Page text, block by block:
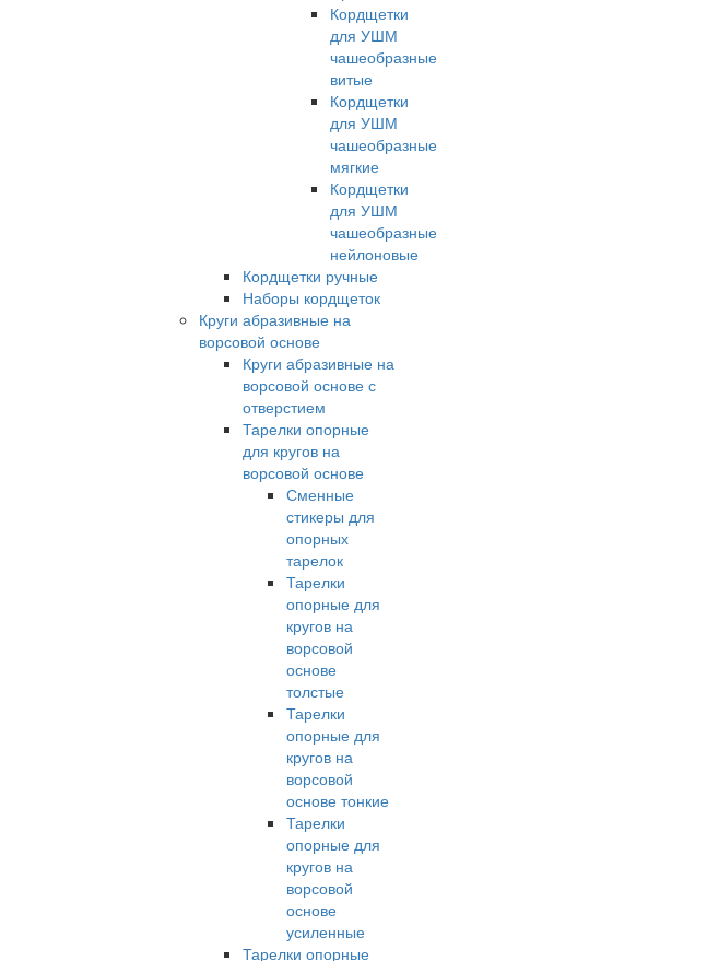
Кордщетки
для УШМ
чашеобразные
витые
Кордщетки
для УШМ
чашеобразные
мягкие
Кордщетки
для УШМ
чашеобразные
нейлоновые
Кордщетки ручные
Наборы кордщеток
Круги абразивные на
ворсовой основе
Круги абразивные на
ворсовой основе с
отверстием
Тарелки опорные
для кругов на
ворсовой основе
Сменные
стикеры для
опорных
тарелок
Тарелки
опорные для
кругов на
ворсовой
основе
толстые
Тарелки
опорные для
кругов на
ворсовой
основе тонкие
Тарелки
опорные для
кругов на
ворсовой
основе
усиленные
Тарелки опорные